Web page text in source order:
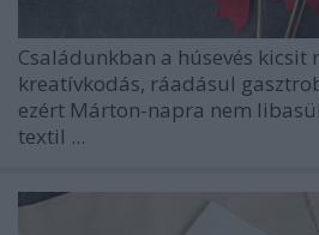
Családunkban a húsevés
kreatívkodás, ráadásul
ezért Márton-napra nem
textil ...